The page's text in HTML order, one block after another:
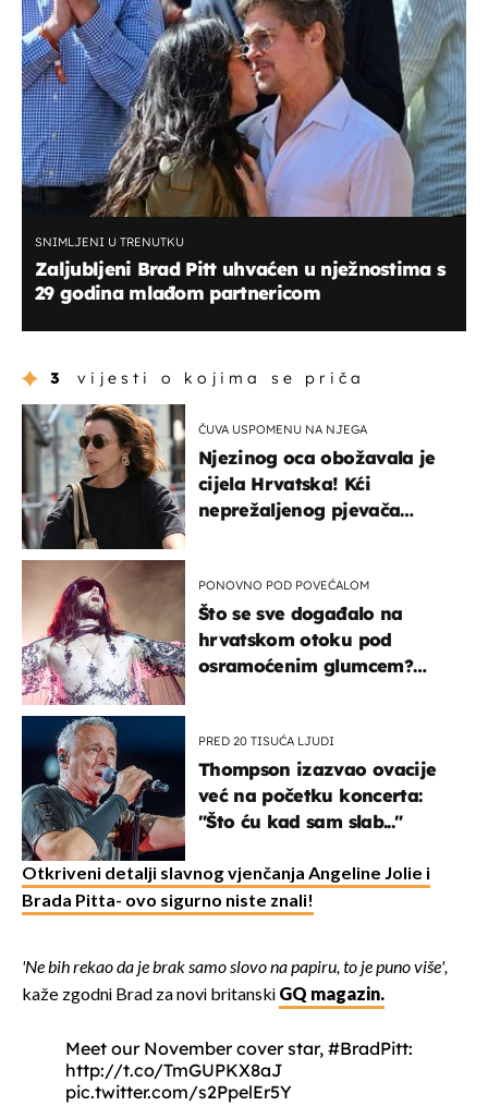
SNIMLJENI U TRENUTKU
Zaljubljeni Brad Pitt uhvaćen u nježnostima s
29 godina mlađom partnericom
3 vijesti o kojima se priča
ČUVA USPOMENU NA NJEGA
Njezinog oca obožavala je
cijela Hrvatska! Kći
neprežaljenog pjevača
PONOVNO POD POVEĆALOM
Što se sve događalo na
hrvatskom otoku pod
osramoćenim glumcem?
PRED 20 TISUĆA LJUDI
Thompson izazvao ovacije
već na početku koncerta:
"Što ću kad sam slab..."
Otkriveni detalji slavnog vjenčanja Angeline Jolie i
Brada Pitta- ovo sigurno niste znali!
'Ne bih rekao da je brak samo slovo na papiru, to je puno više',
kaže zgodni Brad za novi britanski GQ magazin.
Meet our November cover star, #BradPitt:
http://t.co/TmGUPKX8aJ
pic.twitter.com/s2PpelEr5Y